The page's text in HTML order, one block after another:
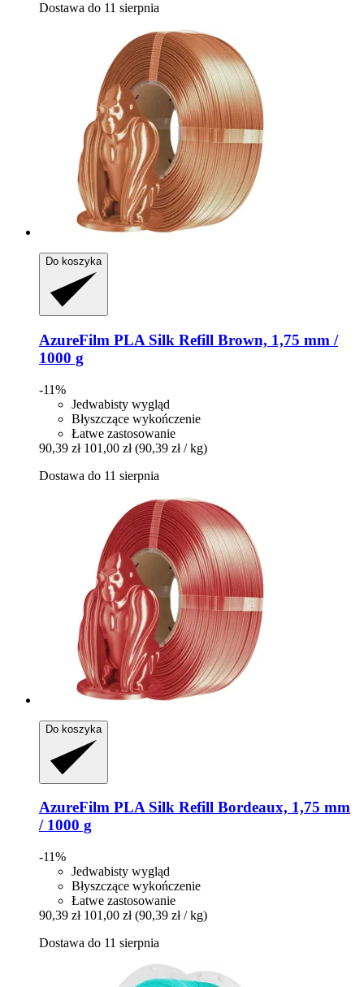
Dostawa do 11 sierpnia
Do koszyka
AzureFilm PLA Silk Refill Brown, 1,75 mm /
1000 g
-11%
Jedwabisty wygląd
Błyszczące wykończenie
Łatwe zastosowanie
90,39 zł 101,00 zł (90,39 zł / kg)
Dostawa do 11 sierpnia
Do koszyka
AzureFilm PLA Silk Refill Bordeaux, 1,75 mm
/ 1000 g
-11%
Jedwabisty wygląd
Błyszczące wykończenie
Łatwe zastosowanie
90,39 zł 101,00 zł (90,39 zł / kg)
Dostawa do 11 sierpnia